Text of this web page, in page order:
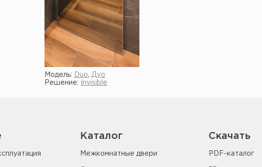
Модель: Duo
Дуо
Решение:
Invisible
Каталог
Межкомнатные двери
Скачать
PDF-каталог